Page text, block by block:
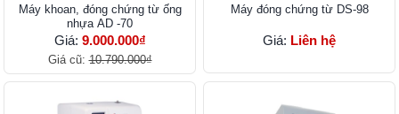
Máy khoan, đóng chứng từ ống
nhựa AD -70
Giá: 9.000.000₫
Giá cũ:10.790.000₫
Máy đóng chứng từ DS-98
Giá: Liên hệ